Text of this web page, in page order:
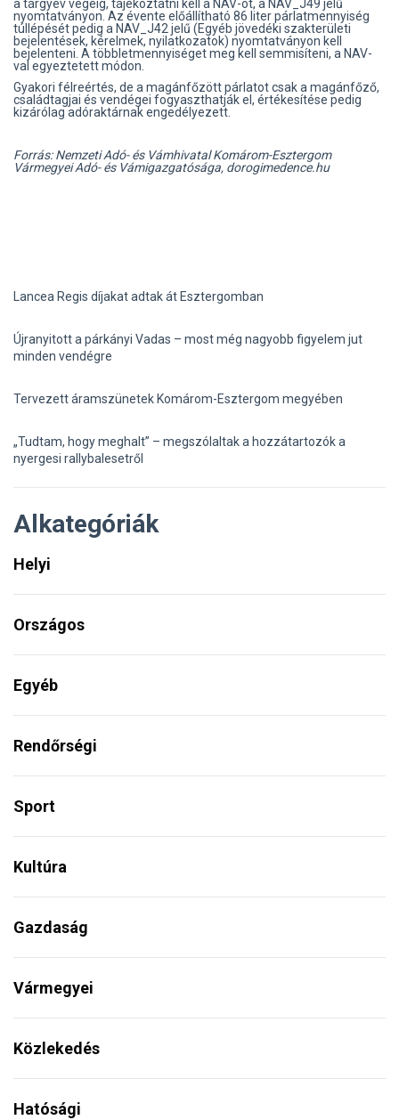
a tárgyév végéig, tájékoztatni kell a NAV-ot, a NAV_J49 jelű
nyomtatványon. Az évente előállítható 86 liter párlatmennyiség
túllépését pedig a NAV_J42 jelű (Egyéb jövedéki szakterületi
bejelentések, kérelmek, nyilatkozatok) nyomtatványon kell
bejelenteni. A többletmennyiséget meg kell semmisíteni, a NAV-
val egyeztetett módon.
Gyakori félreértés, de a magánfőzött párlatot csak a magánfőző,
családtagjai és vendégei fogyaszthatják el, értékesítése pedig
kizárólag adóraktárnak engedélyezett.
Forrás: Nemzeti Adó- és Vámhivatal Komárom-Esztergom
Vármegyei Adó- és Vámigazgatósága, dorogimedence.hu
Lancea Regis díjakat adtak át Esztergomban
Újranyitott a párkányi Vadas – most még nagyobb figyelem jut
minden vendégre
Tervezett áramszünetek Komárom-Esztergom megyében
„Tudtam, hogy meghalt” – megszólaltak a hozzátartozók a
nyergesi rallybalesetről
Alkategóriák
Helyi
Országos
Egyéb
Rendőrségi
Sport
Kultúra
Gazdaság
Vármegyei
Közlekedés
Hatósági